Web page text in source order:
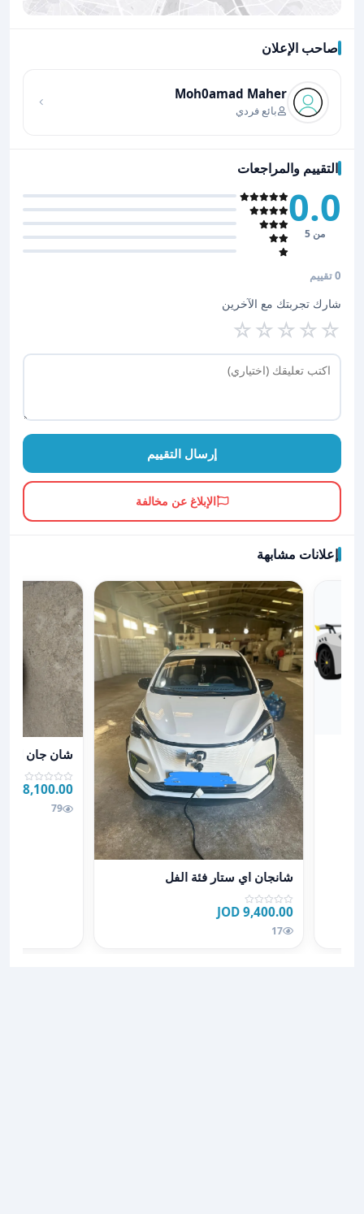
صاحب الإعلان
Moh0amad Maher
بائع فردي
التقييم والمراجعات
0.0
من 5
0 تقييم
شارك تجربتك مع الآخرين
☆
☆
☆
☆
☆
إرسال التقييم
الإبلاغ عن مخالفة
إعلانات مشابهة
عرض تفاصيل شانجان اي ستار فئة الفل
شانجان اي ستار فئة الفل
9,400.00 JOD
17
عرض تفاصيل
شان جان اي
8,100.00 JOD
79